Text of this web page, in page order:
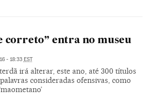
correto” entra no museu
- 18:33 EST
irá alterar, este ano, até 300 títulos
consideradas ofensivas, como